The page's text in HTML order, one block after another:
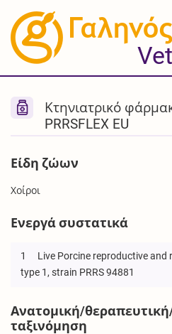
Vet
Κτηνιατρικό
PRRSFLEX EU
Είδη ζώων
Χοίροι
Ενεργά συστατικά
1
Live Porcine reproductive
type 1, strain PRRS 94881
Ανατομική/
ταξινόμηση